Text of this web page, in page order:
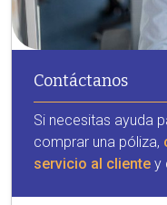
Contáctanos
Si necesitas ayuda
comprar una póliza,
servicio al cliente y